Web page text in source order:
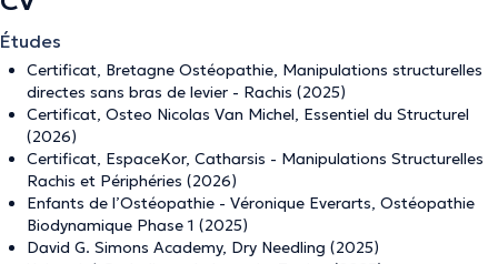
Études
Certificat, Bretagne Ostéopathie, Manipulations structurelles
directes sans bras de levier - Rachis (2025)
Certificat, Osteo Nicolas Van Michel, Essentiel du Structurel
(2026)
Certificat, EspaceKor, Catharsis - Manipulations Structurelles
Rachis et Périphéries (2026)
Enfants de l’Ostéopathie - Véronique Everarts, Ostéopathie
Biodynamique Phase 1 (2025)
David G. Simons Academy, Dry Needling (2025)